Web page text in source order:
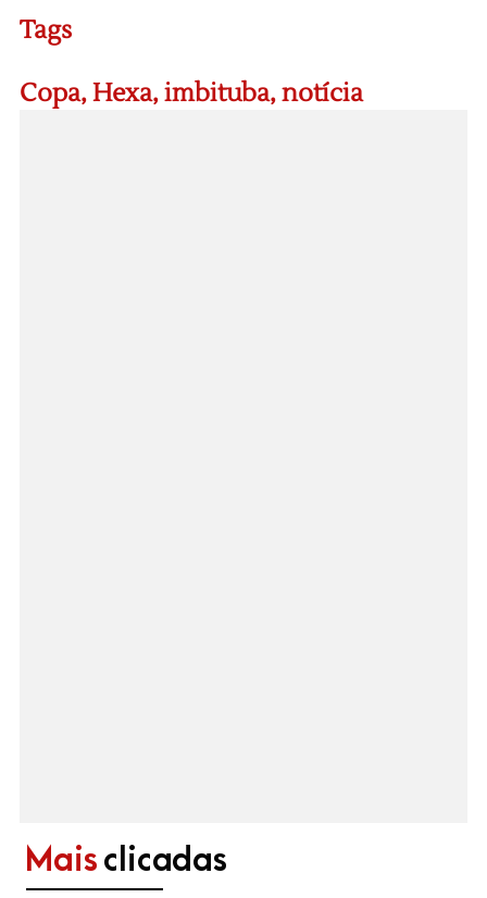
Tags
Copa,Hexa,imbituba,notícia
Mais clicadas